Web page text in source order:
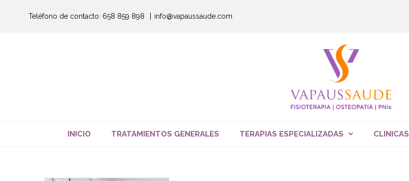
Teléfono de contacto: 658 859 898 | info@vapaussaude.com
INICIO TRATAMIENTOS GENERALES TERAPIAS ESPECIALIZADAS CLINICAS